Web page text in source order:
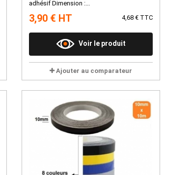
adhésif Dimension :...
3,90 € HT 4,68 € TTC
Voir le produit
Ajouter au comparateur